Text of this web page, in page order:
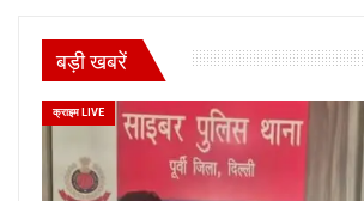
बड़ी खबरें
क्राइम LIVE